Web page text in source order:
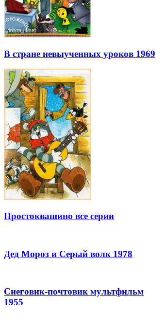
В стране невыученных уроков 1969
Простоквашино все серии
Дед Мороз и Серый волк 1978
Снеговик-почтовик мультфильм
1955